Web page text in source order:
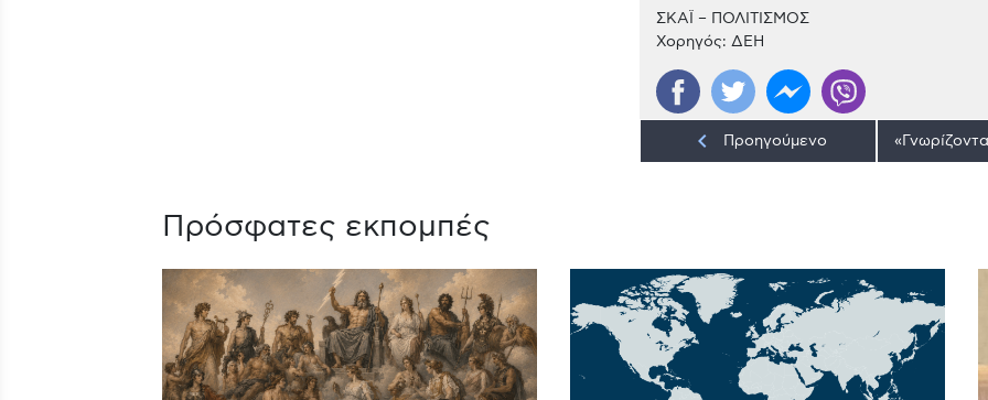
ΣΚΑΪ – ΠΟΛΙΤΙΣΜΟΣ
Χορηγός: ΔΕΗ
keyboard_arrow_left Προηγούμενο
Πρόσφατες εκπομπές